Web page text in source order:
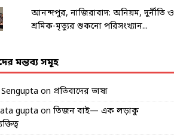
আনন্দপুর, নাজিরাবাদ: অনিয়ম, দুর্নীতি ও
শ্রমিক-মৃত্যুর শুকনো পরিসংখ্যান...
মন্তব্য সমূহ
on প্রতিবাদের ভাষা
gupta on তিজন বাই— এক লড়াকু